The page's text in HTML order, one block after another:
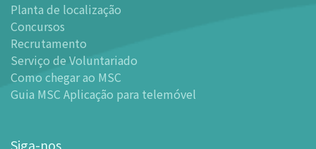
- Guia MSC Aplicação para telemóvel
Instalações
-
Mundo das Crianças
- Centro de Exibições
- Planetário
Planta de localização
Concursos
Recrutamento
Serviço de Voluntariado
Como chegar ao MSC
Guia MSC Aplicação para telemóvel
Siga-nos